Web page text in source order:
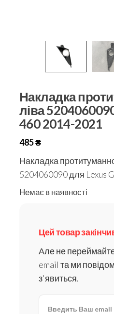
Накладка
ліва
460 2014-2021
485₴
Накладка
5204060090 для Lexus
Немає в наявності
Цей товар
Але не
email та ми
з'явиться.